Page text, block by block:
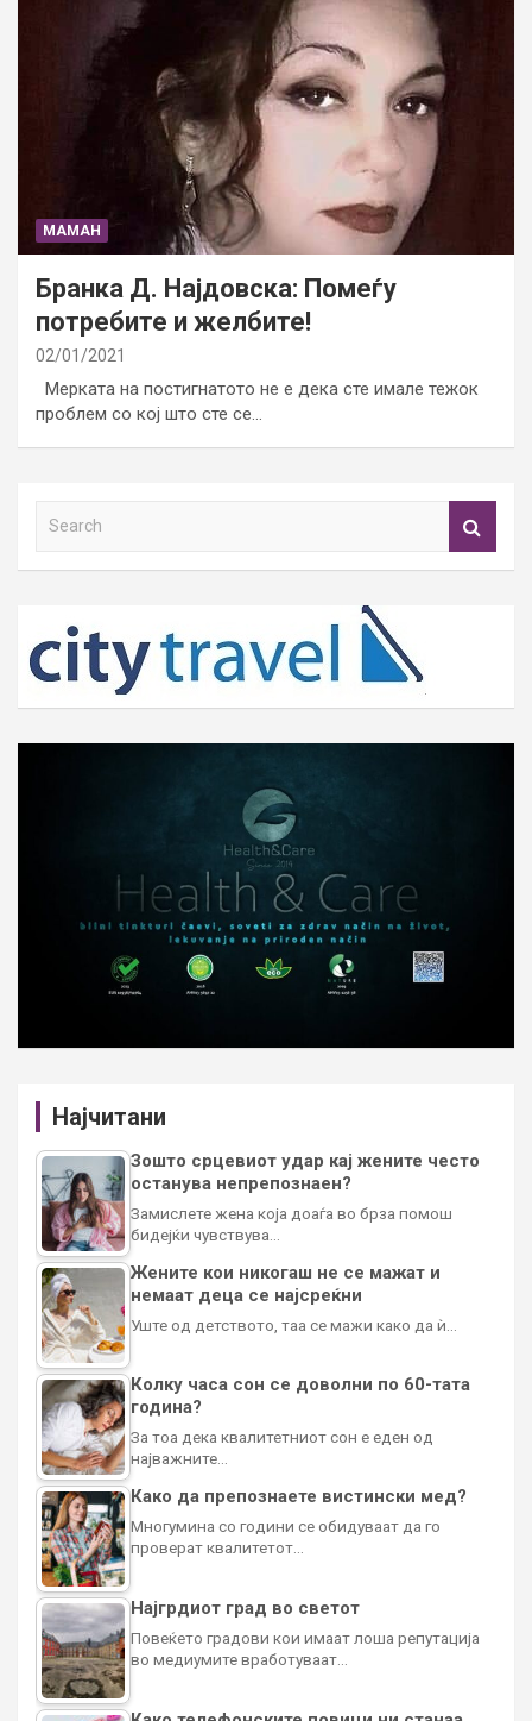
МАМАН
Бранка Д. Најдовска: Помеѓу
потребите и желбите!
02/01/2021
Мерката на постигнатото не е дека сте имале тежок
проблем со кој што сте се…
h
Најчитани
Зошто срцевиот удар кај жените често
останува непрепознаен?
Замислете жена која доаѓа во брза помош
бидејќи чувствува…
Жените кои никогаш не се мажат и
немаат деца се најсреќни
Уште од детството, таа се мажи како да ѝ…
Колку часа сон се доволни по 60-тата
година?
За тоа дека квалитетниот сон е еден од
најважните…
Како да препознаете вистински мед?
Многумина со години се обидуваат да го
проверат квалитетот…
Најгрдиот град во светот
Повеќето градови кои имаат лоша репутација
во медиумите вработуваат…